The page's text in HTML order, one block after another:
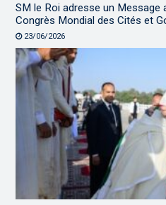
SM le Roi adresse un Message
Congrès Mondial des Cités et
23/06/2026